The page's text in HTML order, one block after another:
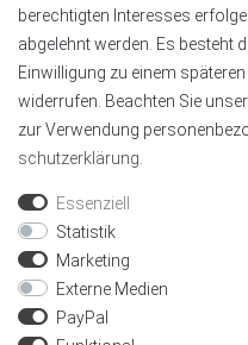
berechtigten Interesses
abgelehnt werden. Es besteht
Einwilligung zu einem
widerrufen. Beachten Sie unser
zur Verwendung
schutz­erklärung
Essenziell
Statistik
Marketing
Externe Medien
PayPal
Geprüft von